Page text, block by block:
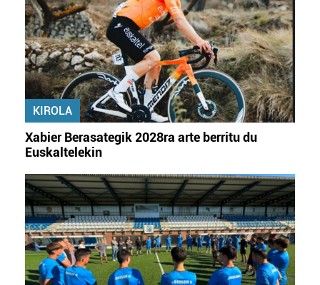
KIROLA
Xabier Berasategik 2028ra arte berritu du
Euskaltelekin